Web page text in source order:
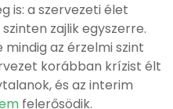
is: a szervezeti élet
zajlik egyszerre.
az érzelmi szint
korábban krízist élt
és az interim
felerősödik.